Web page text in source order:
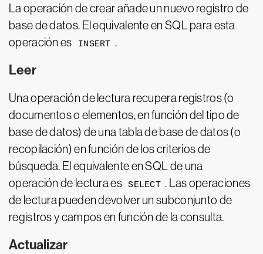
La operación de crear añade un nuevo registro de
base de datos. El equivalente en SQL para esta
operación es
INSERT .
Leer
Una operación de lectura recupera registros (o
documentos o elementos, en función del tipo de
base de datos) de una tabla de base de datos (o
recopilación) en función de los criterios de
búsqueda. El equivalente en SQL de una
operación de lectura es
SELECT . Las operaciones
de lectura pueden devolver un subconjunto de
registros y campos en función de la consulta.
Actualizar